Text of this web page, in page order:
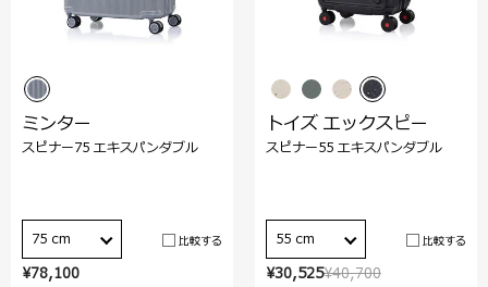
¥78,100
ミンター
スピナー75 エキスパンダブル
75 cm 比較する
¥40,700
¥30,525
トイズ エックスピー
スピナー55 エキスパンダブル
55 cm 比較する